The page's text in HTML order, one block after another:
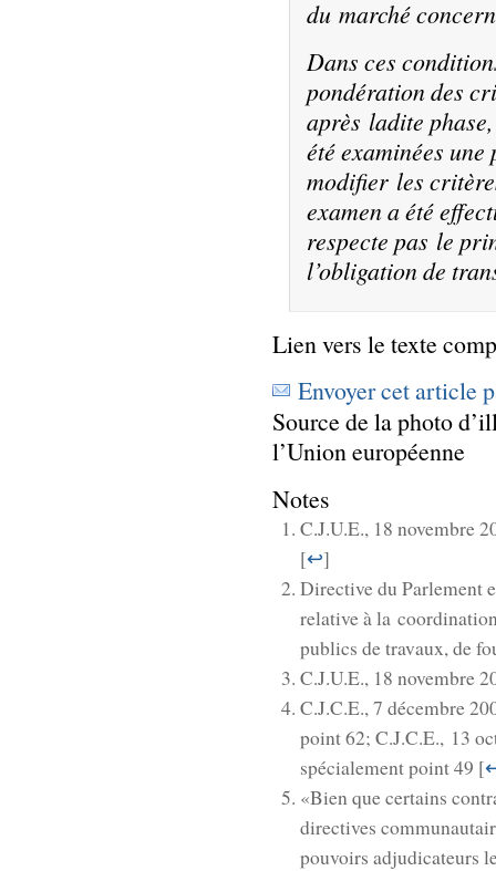
du marché
Dans ces
pondération des
après ladite
été examinées
modifier les
examen a été
respecte pas le
l’obligation de
Lien vers le texte
Envoyer cet article
Source de la photo
l’Union européenne
Notes
C.J.U.E., 18 novembre
[↩]
Directive du Parlement
relative à la
publics de travaux, de
C.J.U.E., 18 novembre
C.J.C.E., 7 décembre
point 62; C.J.C.E., 13
spécialement point 49 [
«Bien que certains
directives
pouvoirs adjudicateurs